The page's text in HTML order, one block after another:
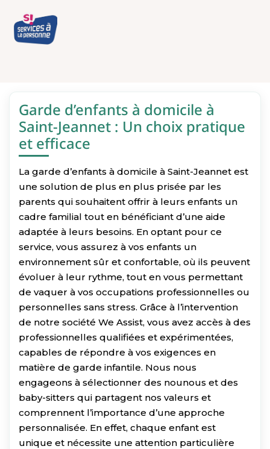
Garde d’enfants à domicile à
Saint-Jeannet : Un choix pratique
et efficace
La garde d’enfants à domicile à Saint-Jeannet est
une solution de plus en plus prisée par les
parents qui souhaitent offrir à leurs enfants un
cadre familial tout en bénéficiant d’une aide
adaptée à leurs besoins. En optant pour ce
service, vous assurez à vos enfants un
environnement sûr et confortable, où ils peuvent
évoluer à leur rythme, tout en vous permettant
de vaquer à vos occupations professionnelles ou
personnelles sans stress. Grâce à l’intervention
de notre société We Assist, vous avez accès à des
professionnelles qualifiées et expérimentées,
capables de répondre à vos exigences en
matière de garde infantile. Nous nous
engageons à sélectionner des nounous et des
baby-sitters qui partagent nos valeurs et
comprennent l’importance d’une approche
personnalisée. En effet, chaque enfant est
unique et nécessite une attention particulière